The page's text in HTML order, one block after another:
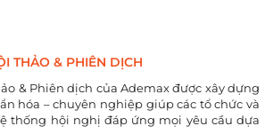
THẢO & PHIÊN DỊCH
& Phiên dịch của Ademax được xây dựng
hóa – chuyên nghiệp giúp các tổ chức và
thống hội nghị đáp ứng mọi yêu cầu dựa